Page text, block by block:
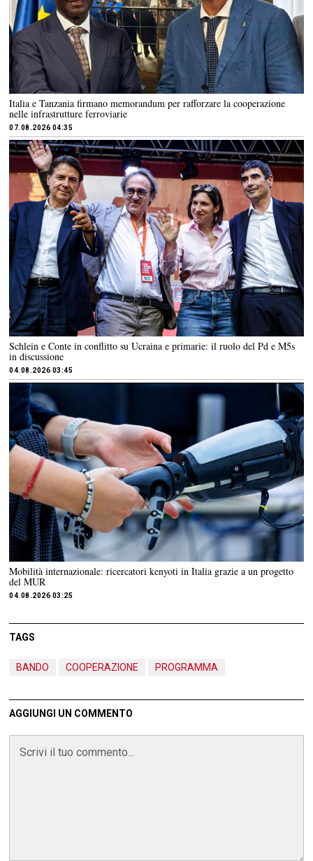
Italia e Tanzania firmano memorandum per rafforzare la cooperazione
nelle infrastrutture ferroviarie
07.08.2026 04:35
Schlein e Conte in conflitto su Ucraina e primarie: il ruolo del Pd e M5s
in discussione
04.08.2026 03:45
Mobilità internazionale: ricercatori kenyoti in Italia grazie a un progetto
del MUR
04.08.2026 03:25
TAGS
BANDO COOPERAZIONE PROGRAMMA
AGGIUNGI UN COMMENTO